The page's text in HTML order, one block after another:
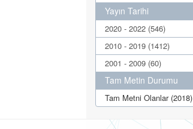
Yayın Tarihi
2020 - 2022 (546)
2010 - 2019 (1412)
2001 - 2009 (60)
Tam Metin Durumu
Tam Metni Olanlar (2018)